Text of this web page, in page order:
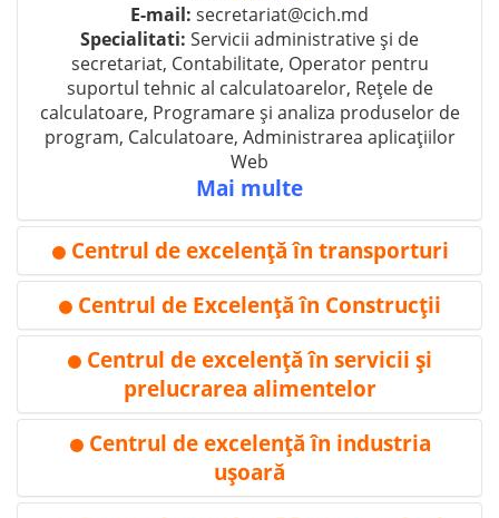
E-mail: secretariat@cich.md
Specialitati: Servicii administrative și de
secretariat, Contabilitate, Operator pentru
suportul tehnic al calculatoarelor, Rețele de
calculatoare, Programare și analiza produselor de
program, Calculatoare, Administrarea aplicațiilor
Web
Mai multe
⚫ Centrul de excelenţă în transporturi
⚫ Centrul de Excelenţă în Construcţii
⚫ Centrul de excelenţă în servicii şi
prelucrarea alimentelor
Adresa: mun. Bălţi, str. Decebal, 111
+(373 231) 71-557, +(373 231) 72-572
WEB:-
⚫ Centrul de excelenţă în industria
uşoară